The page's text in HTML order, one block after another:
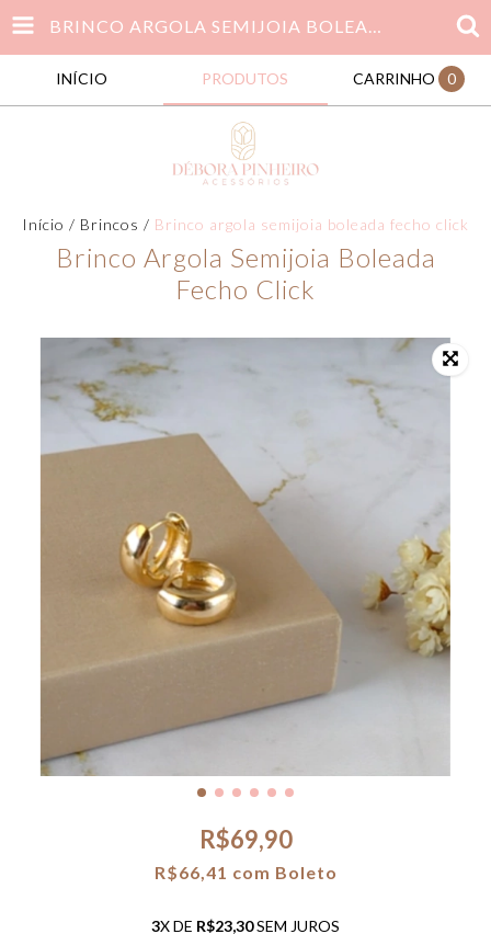
BRINCO ARGOLA SEMIJOIA BOLEADA FECHO CLICK
INÍCIO PRODUTOS CARRINHO 0
Início / Brincos / Brinco argola semijoia boleada fecho click
Brinco Argola Semijoia Boleada
Fecho Click
R$69,90
R$66,41 com Boleto
3X DE R$23,30SEM JUROS